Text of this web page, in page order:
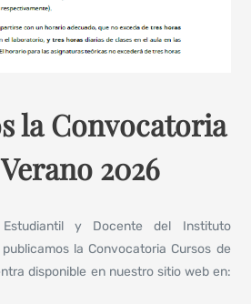
la Convocatoria
2026
Estudiantil y Docente del Instituto
la Convocatoria Cursos de
disponible en nuestro sitio web en: